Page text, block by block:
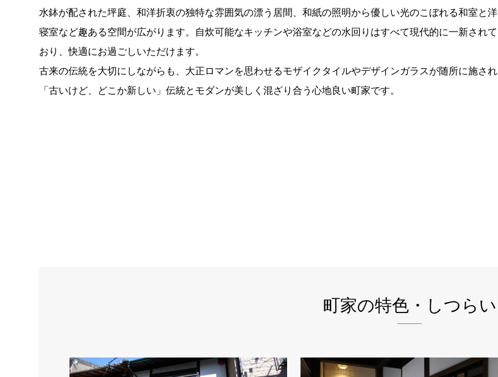
水鉢が配された坪庭、和洋折衷の独特な雰囲気の漂う居間、和紙の照明から優しい光のこぼれる和室と洋
寝室など趣ある空間が広がります。自炊可能なキッチンや浴室などの水回りはすべて現代的に一新されて
おり、快適にお過ごしいただけます。
古来の伝統を大切にしながらも、大正ロマンを思わせるモザイクタイルやデザインガラスが随所に施され
「古いけど、どこか新しい」伝統とモダンが美しく混ざり合う心地良い町家です。
町家の特色・しつらい